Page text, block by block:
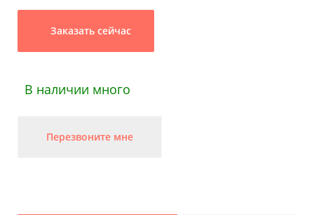
Заказать сейчас
В наличии много
Перезвоните мне